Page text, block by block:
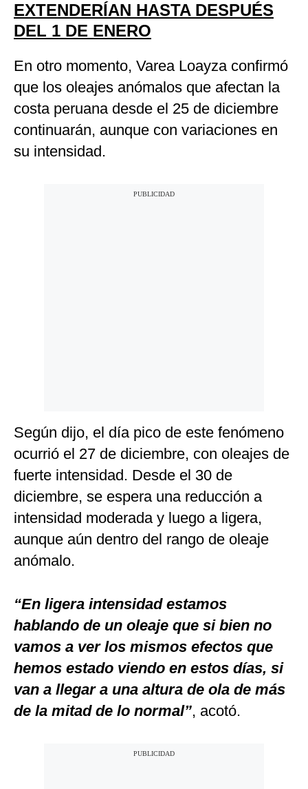
EXTENDERÍAN HASTA DESPUÉS
DEL 1 DE ENERO
En otro momento, Varea Loayza confirmó
que los oleajes anómalos que afectan la
costa peruana desde el 25 de diciembre
continuarán, aunque con variaciones en
su intensidad.
Según dijo, el día pico de este fenómeno
ocurrió el 27 de diciembre, con oleajes de
fuerte intensidad. Desde el 30 de
diciembre, se espera una reducción a
intensidad moderada y luego a ligera,
aunque aún dentro del rango de oleaje
anómalo.
“En ligera intensidad estamos
hablando de un oleaje que si bien no
vamos a ver los mismos efectos que
hemos estado viendo en estos días, si
van a llegar a una altura de ola de más
de la mitad de lo normal”, acotó.